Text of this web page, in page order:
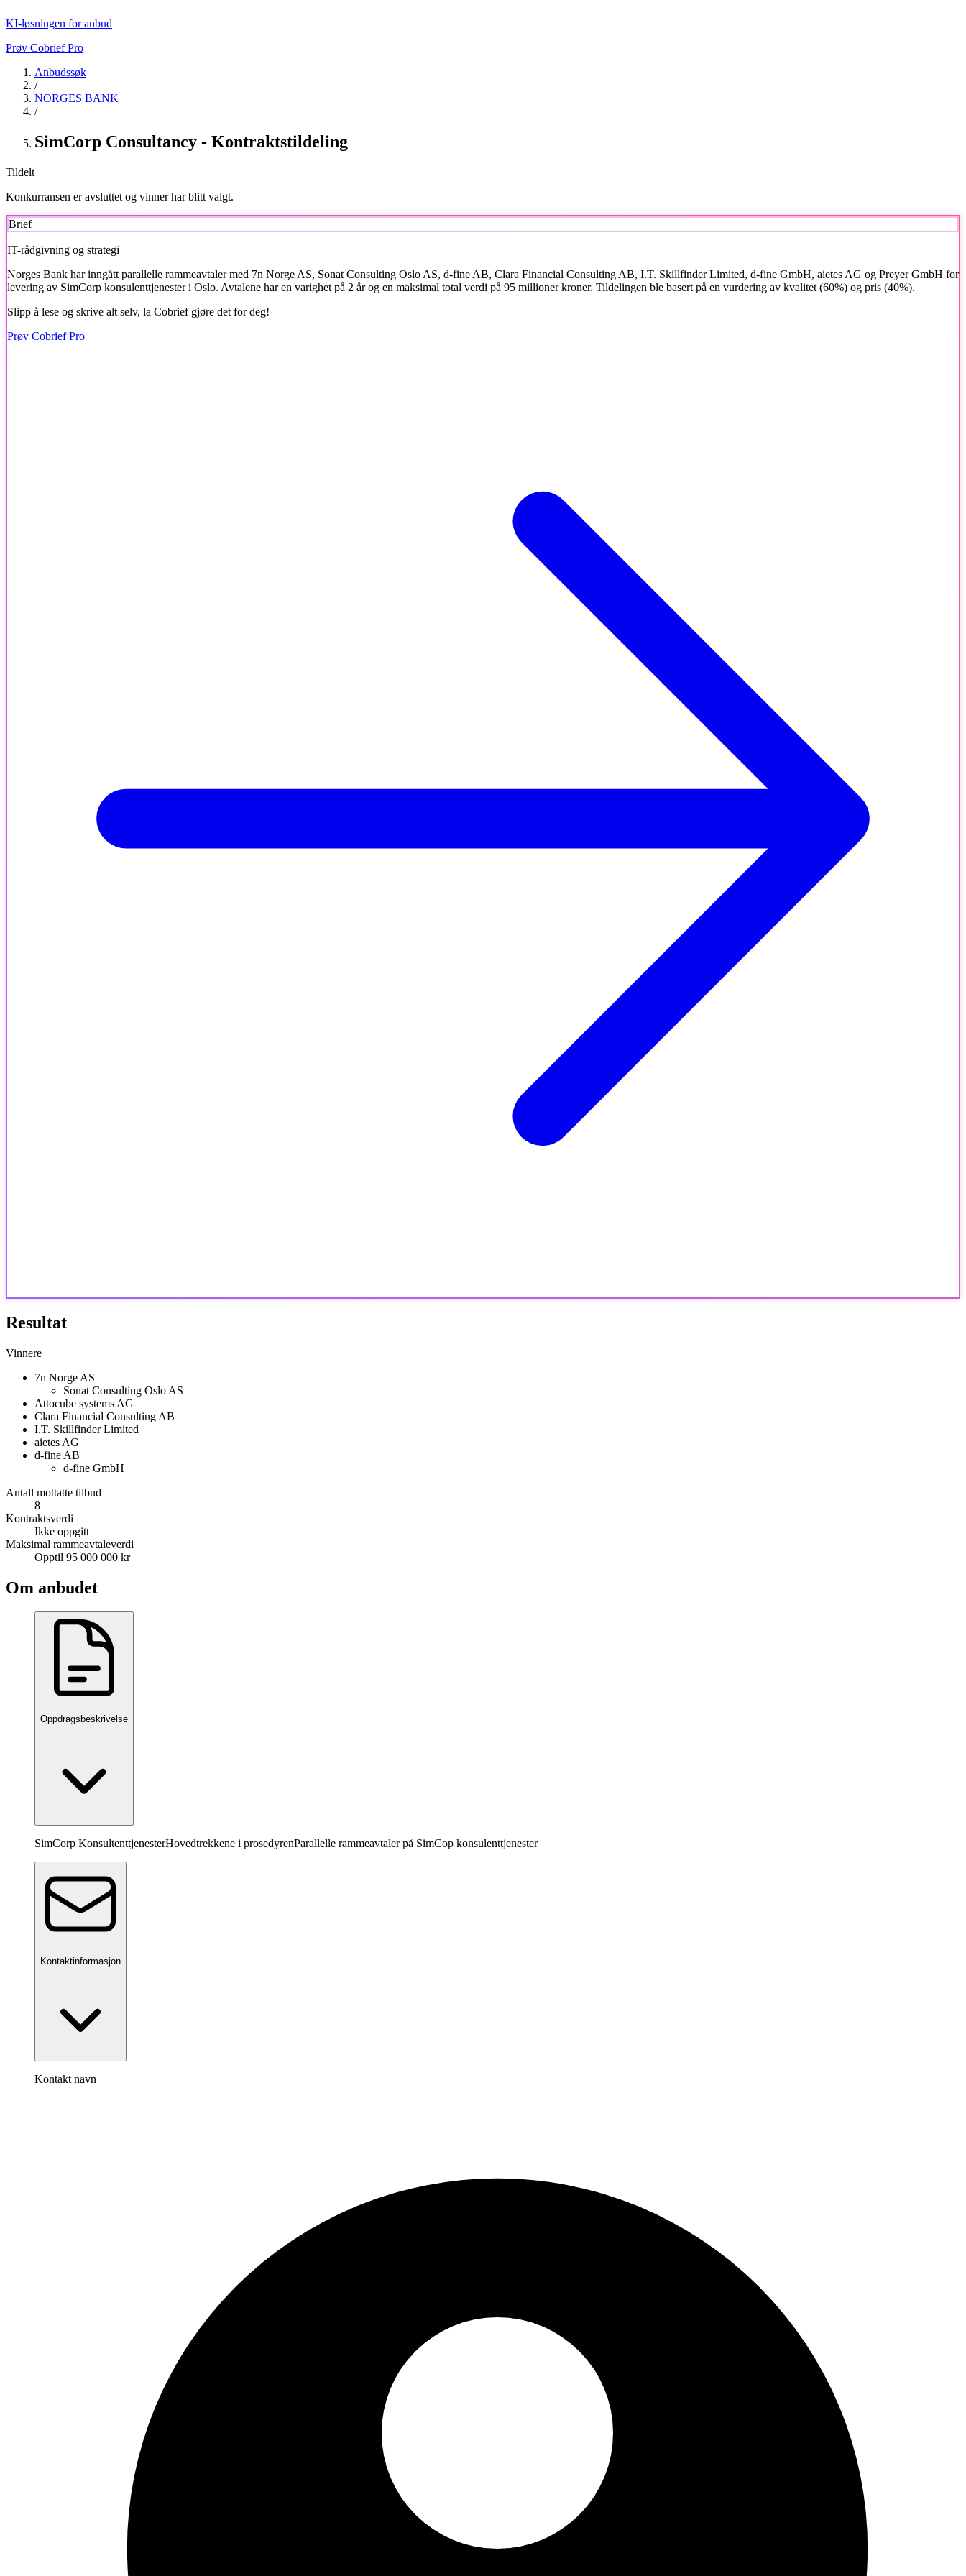
KI-løsningen for anbud
Prøv Cobrief Pro
Anbudssøk
/
NORGES BANK
/
SimCorp Consultancy - Kontraktstildeling
Tildelt
Konkurransen er avsluttet og vinner har blitt valgt.
Brief
IT-rådgivning og strategi
Norges Bank har inngått parallelle rammeavtaler med 7n Norge AS, Sonat Consulting Oslo AS, d-fine AB, Clara Financial Consulting AB, I.T. Skillfinder Limited, d-fine GmbH, aietes AG og Preyer GmbH for
levering av SimCorp konsulenttjenester i Oslo. Avtalene har en varighet på 2 år og en maksimal total verdi på 95 millioner kroner. Tildelingen ble basert på en vurdering av kvalitet (60%) og pris (40%).
Slipp å lese og skrive alt selv, la Cobrief gjøre det for deg!
Prøv Cobrief Pro
Resultat
Vinnere
7n Norge AS
Sonat Consulting Oslo AS
Attocube systems AG
Clara Financial Consulting AB
I.T. Skillfinder Limited
aietes AG
d-fine AB
d-fine GmbH
Antall mottatte tilbud
8
Kontraktsverdi
Ikke oppgitt
Maksimal rammeavtaleverdi
Opptil 95 000 000 kr
Om anbudet
Oppdragsbeskrivelse
SimCorp KonsultenttjenesterHovedtrekkene i prosedyrenParallelle rammeavtaler på SimCop konsulenttjenester
Kontaktinformasjon
Kontakt navn